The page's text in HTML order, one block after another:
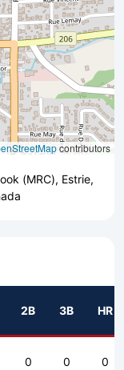
contributors
(MRC), Estrie,
2B 3B HR
0 0 0